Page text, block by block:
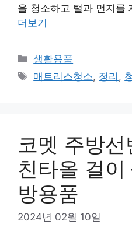
을 청소하고 털과 먼지를
더보기
카
테
고
생활용품
태
매트리스청소, 정리 ,
코멧 주방
친타올 걸
방용품
2024년 02월 10일